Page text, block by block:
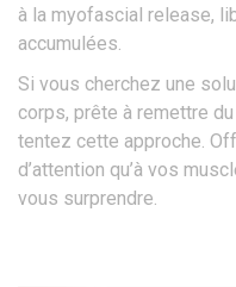
à la myofascial release,
accumulées.
Si vous cherchez une
corps, prête à remettre
tentez cette approche.
d’attention qu’à vos
vous surprendre.